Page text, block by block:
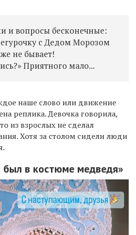
и вопросы бесконечные:
с Дедом Морозом
не бывает!
Приятного мало...
наше слово или движение
реплика. Девочка говорила,
из взрослых не сделал
Хотя за столом сидели люди
был в костюме медведя»